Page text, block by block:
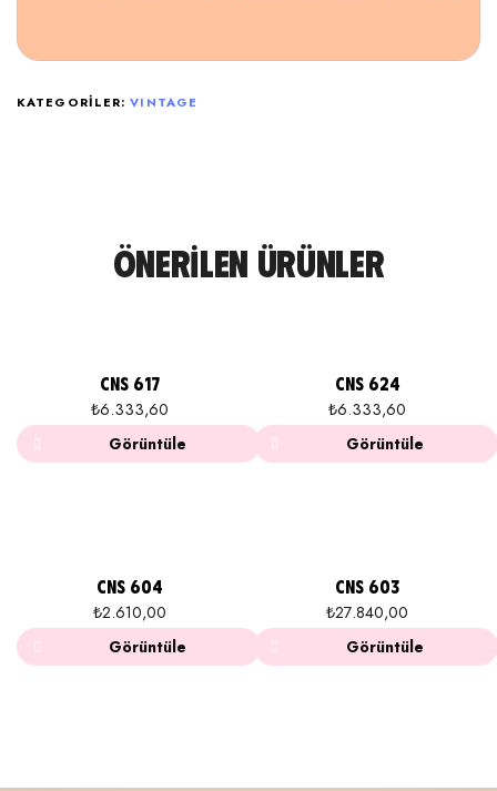
KATEGORILER:VINTAGE
ÖNERILEN ÜRÜNLER
CNS 617
₺6.333,60
Görüntüle
CNS 624
₺6.333,60
Görüntüle
CNS 604
₺2.610,00
Görüntüle
CNS 603
₺27.840,00
Görüntüle